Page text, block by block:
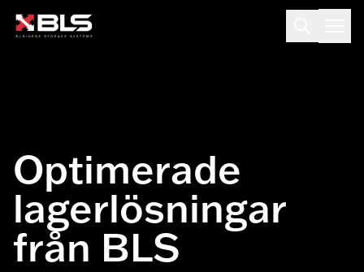
Optimerade
lagerlösningar
från BLS